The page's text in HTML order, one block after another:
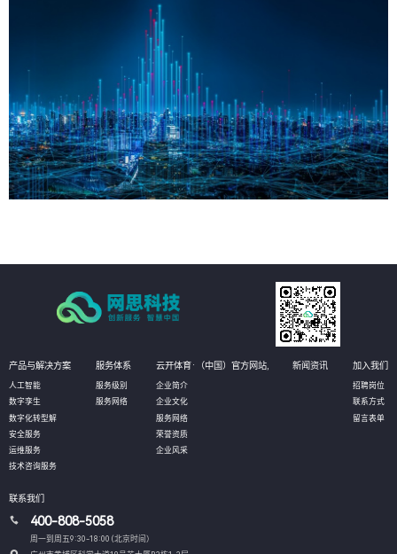
产品与解决方案
人工智能
数字孪生
数字化转型解
安全服务
运维服务
技术咨询服务
服务体系
服务级别
服务网络
云开体育·（中国）官方网站,
企业简介
企业文化
服务网络
荣誉资质
企业风采
新闻资讯 加入我们
招聘岗位
联系方式
留言表单
联系我们
400-808-5058
周一到周五9:30-18:00 (北京时间）